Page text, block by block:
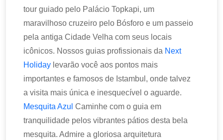
tour guiado pelo Palácio Topkapi, um
maravilhoso cruzeiro pelo Bósforo e um passeio
pela antiga Cidade Velha com seus locais
icônicos. Nossos guias profissionais da Next
Holiday levarão você aos pontos mais
importantes e famosos de Istambul, onde talvez
a visita mais única e inesquecível o aguarde.
Mesquita Azul Caminhe com o guia em
tranquilidade pelos vibrantes pátios desta bela
mesquita. Admire a gloriosa arquitetura